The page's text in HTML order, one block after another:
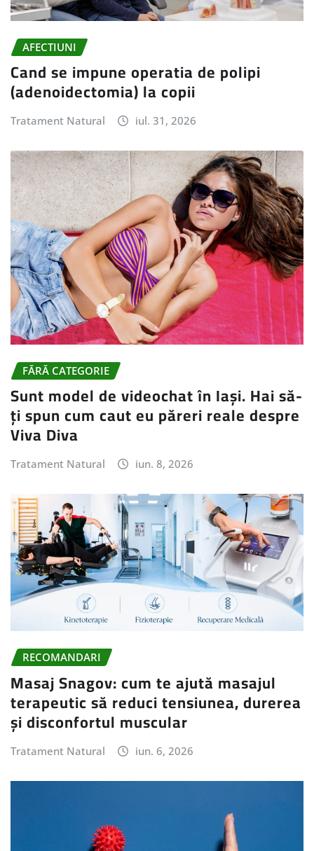
AFECTIUNI
Cand se impune operatia de polipi
(adenoidectomia) la copii
Tratament Natural iul. 31, 2026
FĂRĂ CATEGORIE
Sunt model de videochat în Iași. Hai să-
ți spun cum caut eu păreri reale despre
Viva Diva
Tratament Natural iun. 8, 2026
RECOMANDARI
Masaj Snagov: cum te ajută masajul
terapeutic să reduci tensiunea, durerea
și disconfortul muscular
Tratament Natural iun. 6, 2026